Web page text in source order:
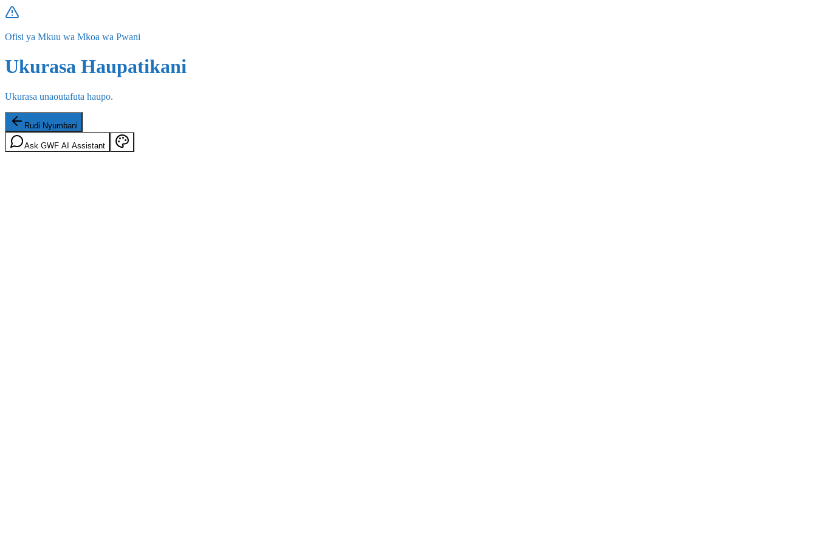
Ofisi ya Mkuu wa Mkoa wa Pwani
Ukurasa Haupatikani
Ukurasa unaoutafuta haupo.
Rudi Nyumbani
Ask GWF AI Assistant